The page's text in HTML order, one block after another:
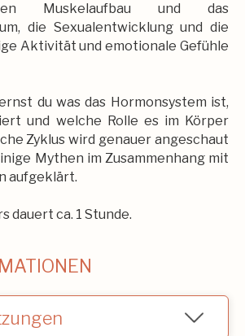
Muskelaufbau und das
die Sexualentwicklung und die
Aktivität und emotionale Gefühle
du was das Hormonsystem ist,
und welche Rolle es im Körper
Zyklus wird genauer angeschaut
Mythen im Zusammenhang mit
aufgeklärt.
dauert ca. 1 Stunde.